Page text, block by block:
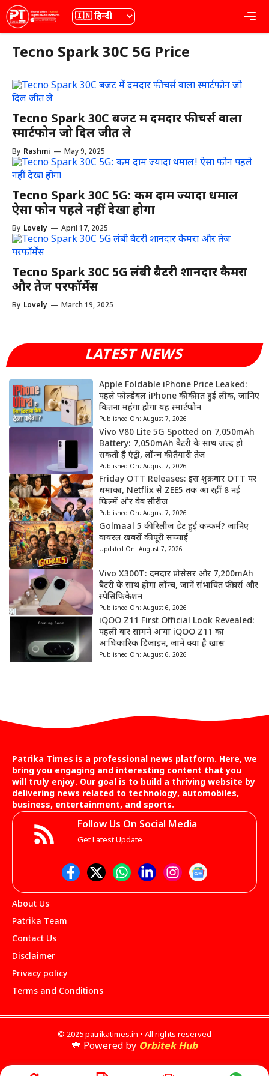
Skip
to
content
भाषा
Tecno Spark 30C 5G Price
Tecno Spark 30C बजट में दमदार फीचर्स वाला
स्मार्टफोन जो दिल जीत ले
By Rashmi — May 9, 2025
Tecno Spark 30C 5G: कम दाम ज्यादा धमाल
ऐसा फोन पहले नहीं देखा होगा
By Lovely — April 17, 2025
Tecno Spark 30C 5G लंबी बैटरी शानदार कैमरा
और तेज परफॉर्मेंस
By Lovely — March 19, 2025
LATEST NEWS
Apple Foldable iPhone Price Leaked:
पहले फोल्डेबल iPhone की कीमत हुई लीक, जानिए
कितना महंगा होगा यह स्मार्टफोन
Published On: August 7, 2026
Vivo V80 Lite 5G Spotted on 7,050mAh
Battery: 7,050mAh बैटरी के साथ जल्द हो
सकती है एंट्री, लॉन्च की तैयारी तेज
Published On: August 7, 2026
Friday OTT Releases: इस शुक्रवार OTT पर
धमाका, Netflix से ZEE5 तक आ रहीं 8 नई
फिल्में और वेब सीरीज
Published On: August 7, 2026
Golmaal 5 की रिलीज डेट हुई कन्फर्म? जानिए
वायरल खबरों की पूरी सच्चाई
Updated On: August 7, 2026
Vivo X300T: दमदार प्रोसेसर और 7,200mAh
बैटरी के साथ होगा लॉन्च, जानें संभावित फीचर्स और
स्पेसिफिकेशन
Published On: August 6, 2026
iQOO Z11 First Official Look Revealed:
पहली बार सामने आया iQOO Z11 का
आधिकारिक डिजाइन, जानें क्या है खास
Published On: August 6, 2026
Patrika Times is a professional news platform. Here, we
bring you engaging and interesting content that you
will truly enjoy. Our goal is to build a thriving website by
delivering news related to technology, automobiles,
business, entertainment, and sports.
Follow Us On Social Media
Get Latest Update
About Us
Patrika Team
Contact Us
Disclaimer
Privacy policy
Terms and Conditions
© 2025 patrikatimes.in • All rights reserved
💙 Powered by Orbitek Hub